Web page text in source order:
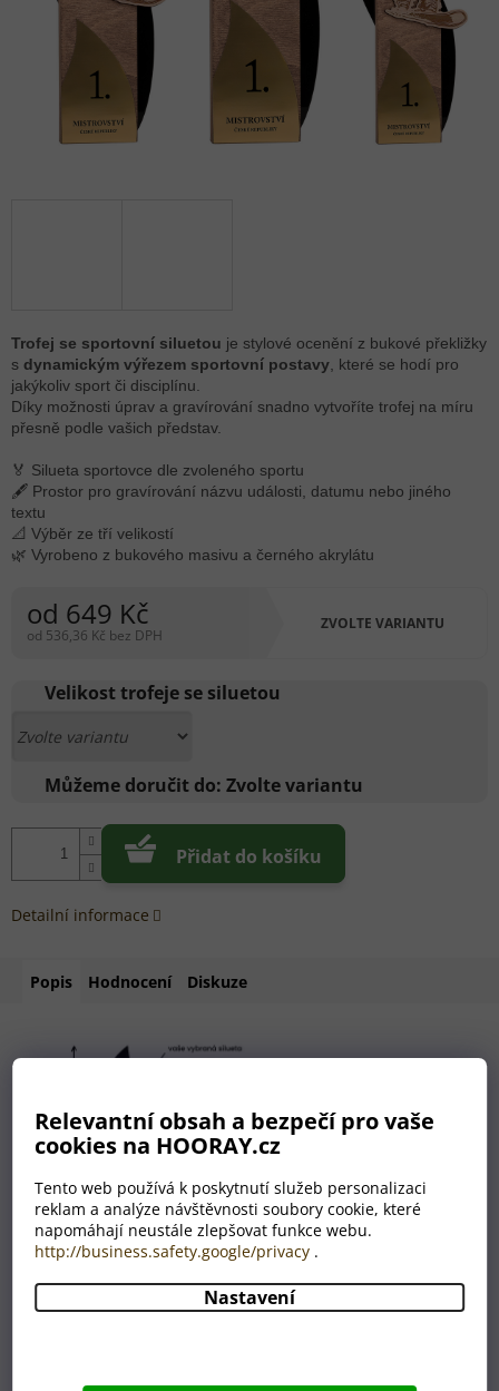
Relevantní obsah a bezpečí pro vaše
cookies na HOORAY.cz
Tento web používá k poskytnutí služeb personalizaci
reklam a analýze návštěvnosti soubory cookie, které
napomáhají neustále zlepšovat funkce webu.
http://business.safety.google/privacy .
Nastavení
od 649 Kč
od 536,36 Kč bez DPH
cena:
ZVOLTE VARIANTU
Velikost trofeje se siluetou
Můžeme doručit do: Zvolte variantu
Přidat do košíku
Trofej se sportovní siluetou je stylové ocenění z bukové překližky
s dynamickým výřezem sportovní postavy, které se hodí pro
jakýkoliv sport či disciplínu.
Díky možnosti úprav a gravírování snadno vytvoříte trofej na míru
přesně podle vašich představ.
🏅 Silueta sportovce dle zvoleného sportu
🖋 Prostor pro gravírování názvu události, datumu nebo jiného
textu
📐 Výběr ze tří velikostí
🌿 Vyrobeno z bukového masivu a černého akrylátu
Detailní informace
Popis Hodnocení Diskuze